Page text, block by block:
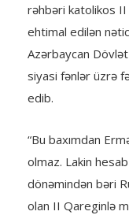
rəhbəri katolikos II
ehtimal edilən
Azərbaycan
siyasi fənlər üzrə
edib.
“Bu baxımdan
olmaz. Lakin
dönəmindən bəri
olan II Qareginlə